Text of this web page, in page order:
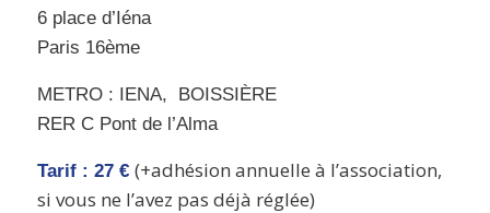
6 place d’Iéna
Paris 16ème
METRO : IENA, BOISSIÈRE
RER C Pont de l’Alma
Tarif : 27 € (+adhésion annuelle à l’association,
si vous ne l’avez pas déjà réglée)